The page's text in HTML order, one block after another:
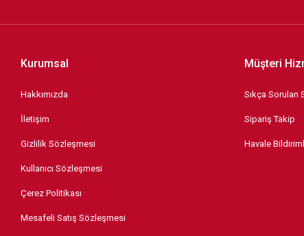
Kurumsal
Hakkımızda
İletişim
Gizlilik Sözleşmesi
Kullanıcı Sözleşmesi
Çerez Politikası
Mesafeli Satış Sözleşmesi
Müşteri
Sıkça Sorulan
Sipariş Takip
Havale